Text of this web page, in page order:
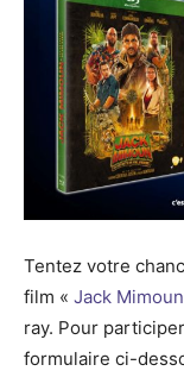
Tentez votre
film « Jack
ray. Pour
formulaire ci-